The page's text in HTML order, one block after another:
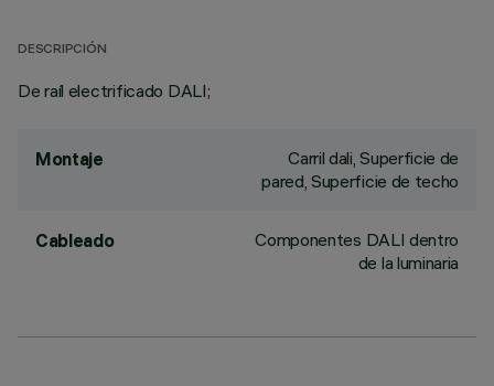
DESCRIPCIÓN
De raíl electrificado DALI;
Montaje
Carril dali, Superficie de
pared, Superficie de techo
Cableado
Componentes DALI dentro
de la luminaria